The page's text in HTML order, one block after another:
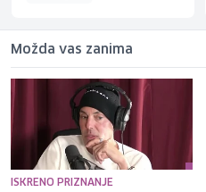
Možda vas zanima
ISKRENO PRIZNANJE